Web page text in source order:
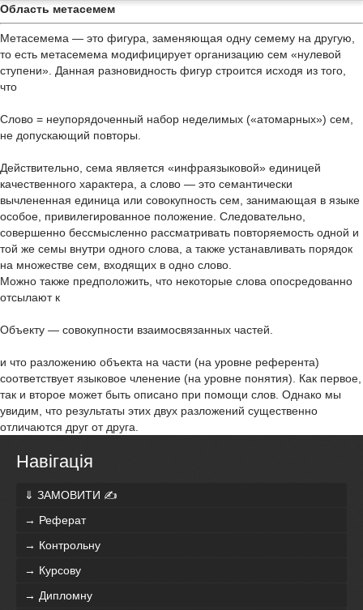
Область метасемем
Метасемема — это фигура, заменяющая одну семему на другую,
то есть метасемема модифицирует организацию сем «нулевой
ступени». Данная разновидность фигур строится исходя из того,
что
Слово = неупорядоченный набор неделимых («атомарных») сем,
не допускающий повторы.
Действительно, сема является «инфраязыковой» единицей
качественного характера, а слово — это семантически
вычлененная единица или совокупность сем, занимающая в языке
особое, привилегированное положение. Следовательно,
совершенно бессмысленно рассматривать повторяемость одной и
той же семы внутри одного слова, а также устанавливать порядок
на множестве сем, входящих в одно слово.
Можно также предположить, что некоторые слова опосредованно
отсылают к
Объекту — совокупности взаимосвязанных частей.
и что разложению объекта на части (на уровне референта)
соответствует языковое членение (на уровне понятия). Как первое,
так и второе может быть описано при помощи слов. Однако мы
увидим, что результаты этих двух разложений существенно
отличаются друг от друга.
Навігація
⇓ ЗАМОВИТИ ✍
→ Реферат
→ Контрольну
→ Курсову
→ Дипломну